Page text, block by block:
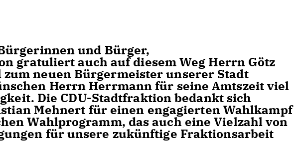
und Bürger,
gratuliert auch auf diesem Weg Herrn Götz
neuen Bürgermeister unserer Stadt
Herrn Herrmann für seine Amtszeit viel
Die CDU-Stadtfraktion bedankt sich
Mehnert für einen engagierten
Wahlprogramm, das auch eine Vielzahl von
für unsere zukünftige Fraktionsarbeit